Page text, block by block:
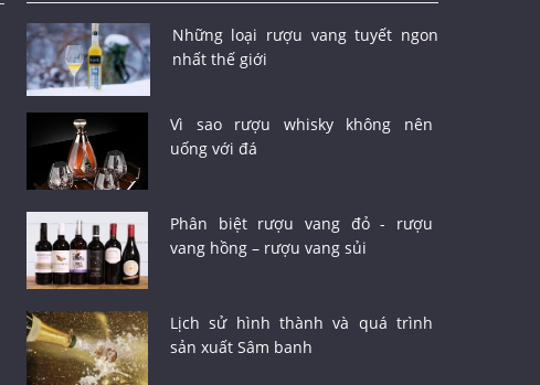
Những loại rượu vang tuyết ngon
nhất thế giới
Vì sao rượu whisky không nên
uống với đá
Phân biệt rượu vang đỏ - rượu
vang hồng – rượu vang sủi
Lịch sử hình thành và quá trình
sản xuất Sâm banh